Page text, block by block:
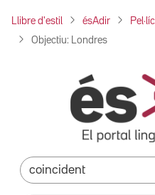
Llibre d'estil ésAdir
Objectiu: Londres